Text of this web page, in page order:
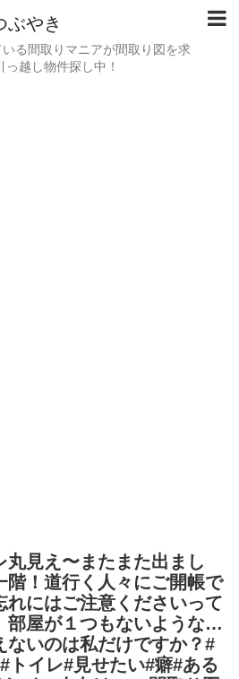
ぶやき
る間取りマニアが間取り図を求
越し物件探し中！
丸見え〜またまた出まし
階！道行く人々にご開帳で
れにはご注意くださいって
部屋が１つもないような…
ないのは私だけですか？#
トイレ#見せたい#癖#ある